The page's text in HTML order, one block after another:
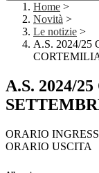
Home >
Novità >
Le notizie >
A.S. 2024/25
A.S. 2024/
ORARIO
ORARIO